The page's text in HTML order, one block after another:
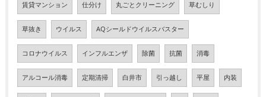
賃貸マンション 仕分け 丸ごとクリーニング 草むしり
草抜き ウイルス AQシールドウイルスバスター
コロナウイルス インフルエンザ 除菌 抗菌 消毒
アルコール消毒 定期清掃 白井市 引っ越し 平屋 内装